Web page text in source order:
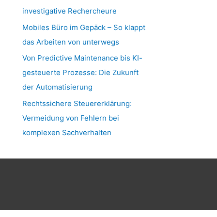
investigative Rechercheure
Mobiles Büro im Gepäck – So klappt
das Arbeiten von unterwegs
Von Predictive Maintenance bis KI-
gesteuerte Prozesse: Die Zukunft
der Automatisierung
Rechtssichere Steuererklärung:
Vermeidung von Fehlern bei
komplexen Sachverhalten